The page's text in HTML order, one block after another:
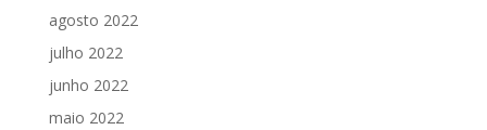
agosto 2022
julho 2022
junho 2022
maio 2022